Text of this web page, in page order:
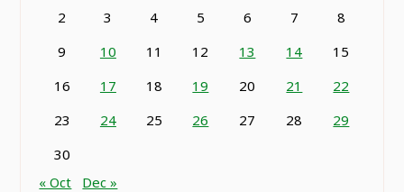
2
3 4 5 6 7
8
9
10 11 12 13 14
15
16
17 18 19 20 21
22
23
24 25 26 27 28
29
30
« Oct
Dec »